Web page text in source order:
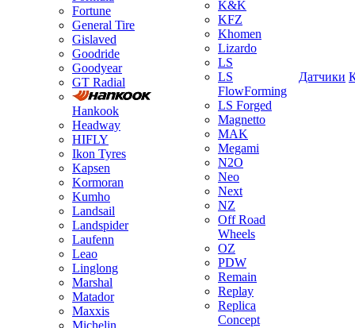
Fortune
General Tire
Gislaved
Goodride
Goodyear
GT Radial
Hankook
Headway
HIFLY
Ikon Tyres
Kapsen
Kormoran
Kumho
Landsail
Landspider
Laufenn
Leao
Linglong
Marshal
Matador
Maxxis
Michelin
K&K
KFZ
Khomen
Lizardo
LS
LS
FlowForming
LS Forged
Magnetto
MAK
Megami
N2O
Neo
Next
NZ
Off Road
Wheels
OZ
PDW
Remain
Replay
Replica
Concept
Датчики